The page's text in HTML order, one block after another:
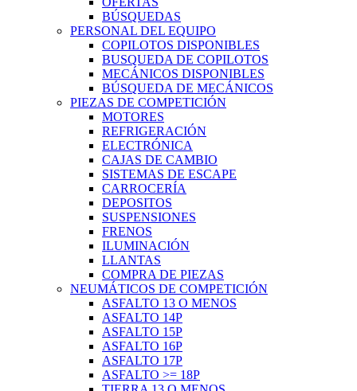
BÚSQUEDAS
PERSONAL DEL EQUIPO
COPILOTOS DISPONIBLES
BUSQUEDA DE COPILOTOS
MECÁNICOS DISPONIBLES
BÚSQUEDA DE MECÁNICOS
PIEZAS DE COMPETICIÓN
MOTORES
REFRIGERACIÓN
ELECTRÓNICA
CAJAS DE CAMBIO
SISTEMAS DE ESCAPE
CARROCERÍA
DEPOSITOS
SUSPENSIONES
FRENOS
ILUMINACIÓN
LLANTAS
COMPRA DE PIEZAS
NEUMÁTICOS DE COMPETICIÓN
ASFALTO 13 O MENOS
ASFALTO 14P
ASFALTO 15P
ASFALTO 16P
ASFALTO 17P
ASFALTO >= 18P